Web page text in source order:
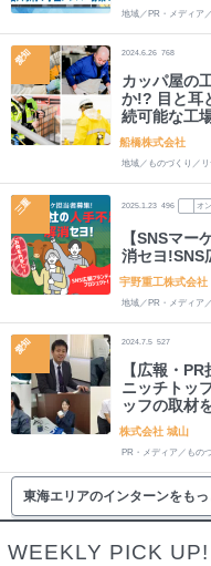
地域／PR・メディア
愛知 2024.6.26 768
カッパ屋の
か!? 目と耳
続可能な工
船橋株式会社
地域／ものづくり／
三重 2025.1.23 496 オ
【SNSマ
消セヨ!SNS
宇野重工株式会社
地域／PR・メディア
愛知 2024.7.5 527
【広報・
ニッチトッ
ッフの取材
せんか?
株式会社 城山
PR・メディア／もの
東海エリアのインターンをも
WEEKLY PICK UP!